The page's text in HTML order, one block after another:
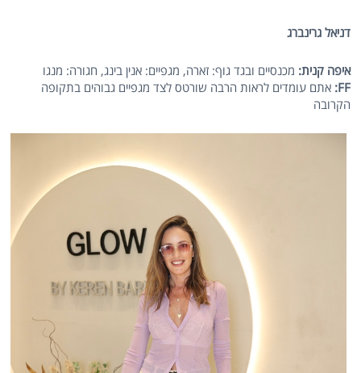
דניאל גרינברג
איפה קנית: מכנסיים ובגד גוף: זארה, מגפיים: אנין בינג, חגורה: מנגו
FF
: אתם עומדים לראות הרבה שורטס לצד מגפיים גבוהים בתקופה
הקרובה